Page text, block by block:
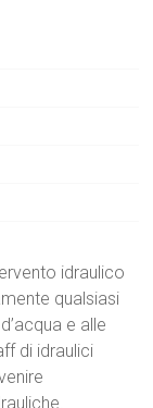
idraulico
qualsiasi
e alle
di idraulici